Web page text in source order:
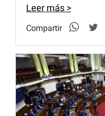
favor, 63 votos en contra
Al inicio, el titular del
Reyes, quien dirigió su
solidarizó con el
Donayre (FP), quien ha
expresó su deseo de
OFICINA DE
Leer más >
Compartir